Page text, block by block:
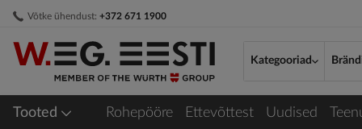
Võtke ühendust: +372 671 1900
Skip
Content
Kategooriad
Tooted Rohepööre Ettevõttest Uudised